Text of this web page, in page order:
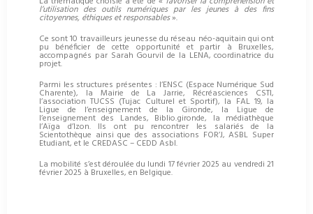
l’utilisation des outils numériques par les jeunes à des fins
citoyennes, éthiques et responsables».
Ce sont 10 travailleurs jeunesse du réseau néo-aquitain qui ont
pu bénéficier de cette opportunité et partir à Bruxelles,
accompagnés par Sarah Gourvil de la LENA, coordinatrice du
projet.
Parmi les structures présentes : l’ENSC (Espace Numérique Sud
Charente), la Mairie de La Jarrie, Récréasciences CSTI,
l’association TUCSS (Tujac Culturel et Sportif), la FAL 19, la
Ligue de l’enseignement de la Gironde, la Ligue de
l’enseignement des Landes, Biblio.gironde, la médiathèque
l’Aïga d’Izon. Ils ont pu rencontrer les salariés de la
Scientothèque ainsi que des associations FOR’J, ASBL Super
Etudiant, et le CREDASC – CEDD Asbl.
La mobilité s’est déroulée du lundi 17 février 2025 au vendredi 21
février 2025 à Bruxelles, en Belgique.